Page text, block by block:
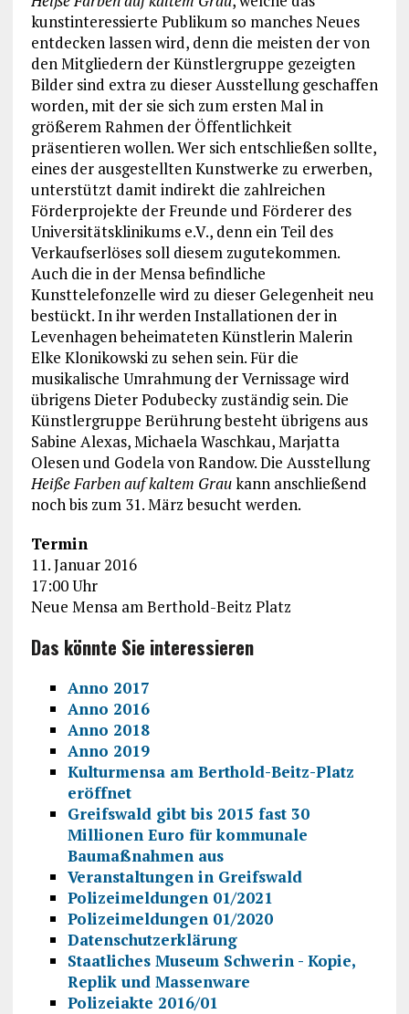
kunstinteressierte Publikum so manches Neues
entdecken lassen wird, denn die meisten der von
den Mitgliedern der Künstlergruppe gezeigten
Bilder sind extra zu dieser Ausstellung geschaffen
worden, mit der sie sich zum ersten Mal in
größerem Rahmen der Öffentlichkeit
präsentieren wollen. Wer sich entschließen sollte,
eines der ausgestellten Kunstwerke zu erwerben,
unterstützt damit indirekt die zahlreichen
Förderprojekte der Freunde und Förderer des
Universitätsklinikums e.V., denn ein Teil des
Verkaufserlöses soll diesem zugutekommen.
Auch die in der Mensa befindliche
Kunsttelefonzelle wird zu dieser Gelegenheit neu
bestückt. In ihr werden Installationen der in
Levenhagen beheimateten Künstlerin Malerin
Elke Klonikowski zu sehen sein. Für die
musikalische Umrahmung der Vernissage wird
übrigens Dieter Podubecky zuständig sein. Die
Künstlergruppe Berührung besteht übrigens aus
Sabine Alexas, Michaela Waschkau, Marjatta
Olesen und Godela von Randow. Die Ausstellung
Heiße Farben auf kaltem Graukann anschließend
noch bis zum 31. März besucht werden.
Termin
11. Januar 2016
17:00 Uhr
Neue Mensa am Berthold-Beitz Platz
Das könnte Sie interessieren
Anno 2017
Anno 2016
Anno 2018
Anno 2019
Kulturmensa am Berthold-Beitz-Platz
eröffnet
Greifswald gibt bis 2015 fast 30
Millionen Euro für kommunale
Baumaßnahmen aus
Veranstaltungen in Greifswald
Polizeimeldungen 01/2021
Polizeimeldungen 01/2020
Datenschutzerklärung
Staatliches Museum Schwerin - Kopie,
Replik und Massenware
Polizeiakte 2016/01